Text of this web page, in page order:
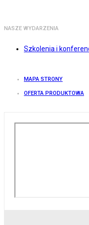
NASZE WYDARZENIA
Szkolenia i
MAPA STRONY
OFERTA PRODUKTOWA